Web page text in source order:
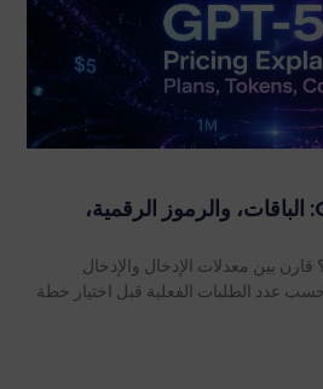
شرح تسعير GPT-5.5: الباقات، والرموز الرقمية،
كم تبلغ تكلفة خطة GPT-5.5؟ قارن بين معدلات الإدخال والإدخال
عدد الطلبات الفعلية قبل اختيار خطة